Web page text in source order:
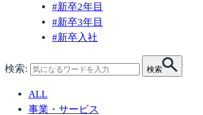
#新卒2年目
#新卒3年目
#新卒入社
検索: 検索
ALL
事業・サービス